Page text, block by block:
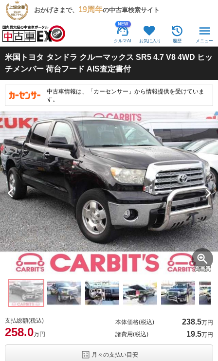
おかげさまで、 19周年の中古車検索サイト
NEW
クルマAI お気に入り 履歴 メニュー
米国トヨタ タンドラ クルーマックス SR5 4.7 V8 4WD ヒッ
チメンバー 荷台フード AIS査定書付
中古車情報は、「カーセンサー」から情報提供を受けていま
す。
高画質
支払総額(税込)
258.0万円
本体価格(税込) 238.5万円
諸費用(税込)
19.5万円
月々の支払い目安